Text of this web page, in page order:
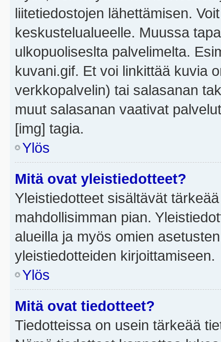
liitetiedostojen lähettämisen.
keskustelualueelle. Muussa
ulkopuoliseslta palvelimelta.
kuvani.gif. Et voi linkittää kuvia
verkkopalvelin) tai salasanan
muut salasanan vaativat
[img] tagia.
Ylös
Mitä ovat yleistiedotteet?
Yleistiedotteet sisältävät
mahdollisimman pian.
alueilla ja myös omien
yleistiedotteiden kirjoittamiseen.
Ylös
Mitä ovat tiedotteet?
Tiedotteissa on usein tärkeää